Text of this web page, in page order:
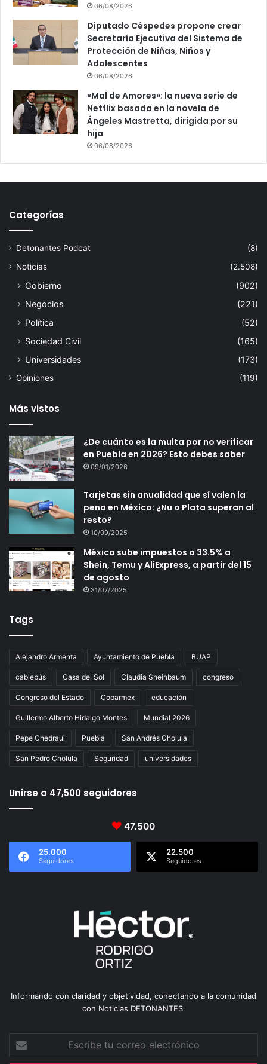
06/08/2026
Diputado Céspedes propone crear
Secretaría Ejecutiva del Sistema de
Protección de Niñas, Niños y
Adolescentes
06/08/2026
«Mal de Amores»: la nueva serie de
Netflix basada en la novela de
Ángeles Mastretta, dirigida por su
hija
06/08/2026
Categorías
Detonantes Podcat
(8)
Noticias
(2.508)
Gobierno
(902)
Negocios
(221)
Política
(52)
Sociedad Civil
(165)
Universidades
(173)
Opiniones (119)
Más vistos
¿De cuánto es la multa por no verificar
en Puebla en 2026? Esto debes saber
09/01/2026
Tarjetas sin anualidad que sí valen la
pena en México: ¿Nu o Plata superan al
resto?
10/09/2025
México sube impuestos a 33.5% a
Shein, Temu y AliExpress, a partir del 15
de agosto
31/07/2025
Tags
Alejandro Armenta Ayuntamiento de Puebla BUAP
cablebús Casa del Sol Claudia Sheinbaum congreso
Congreso del Estado Coparmex educación
Guillermo Alberto Hidalgo Montes Mundial 2026
Pepe Chedraui Puebla San Andrés Cholula
San Pedro Cholula Seguridad universidades
Unirse a 47,500 seguidores
47.500
25.000
Seguidores
22.500
Seguidores
Informando con claridad y objetividad, conectando a la comunidad
con Noticias DETONANTES.